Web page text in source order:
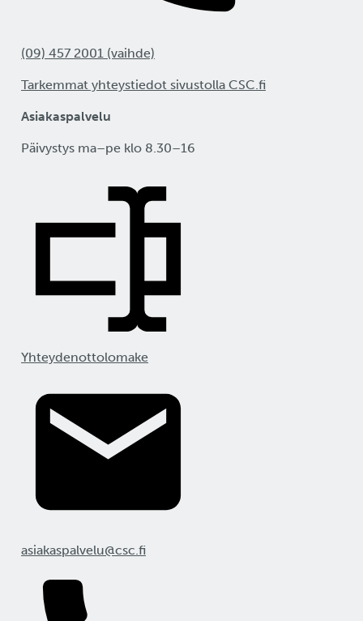
(09) 457 2001 (vaihde)
Tarkemmat yhteystiedot sivustolla CSC.fi
Asiakaspalvelu
Päivystys ma–pe klo 8.30–16
Yhteydenottolomake
asiakaspalvelu@csc.fi